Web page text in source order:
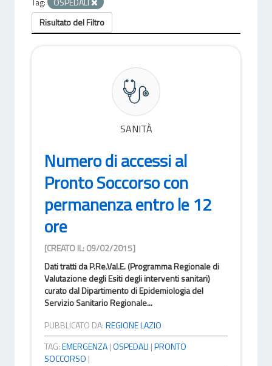
Risultato del Filtro
SANITÀ
Numero di accessi al
Pronto Soccorso con
permanenza entro le 12
ore
[CREATO IL: 09/02/2015]
Dati tratti da P.Re.Val.E. (Programma Regionale di
Valutazione degli Esiti degli interventi sanitari)
curato dal Dipartimento di Epidemiologia del
Servizio Sanitario Regionale...
PUBBLICATO DA:REGIONE LAZIO
TAG:EMERGENZA|OSPEDALI |PRONTO
SOCCORSO |